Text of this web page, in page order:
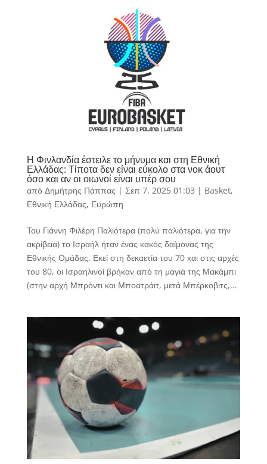
Η Φινλανδία έστειλε το μήνυμα και στη Εθνική
Ελλάδας: Τίποτα δεν είναι εύκολο στα νοκ άουτ
όσο και αν οι οιωνοί είναι υπέρ σου
από Δημήτρης Πάππας | Σεπ 7, 2025 01:03 | Basket,
Εθνική Ελλάδας, Ευρώπη
Του Γιάννη Φιλέρη Παλιότερα (πολύ παλιότερα, για την
ακρίβεια) το Ισραήλ ήταν ένας κακός δαίμονας της
Εθνικής Ομάδας. Εκεί στη δεκαετία του 70 και στις αρχές
του 80, οι Ισραηλινοί βρήκαν από τη μαγιά της Μακάμπι
(στην αρχή Μπρόντι και Μποατράιτ, μετά Μπέρκοβιτς,...